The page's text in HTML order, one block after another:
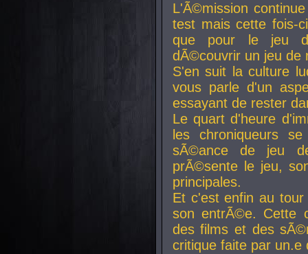
L'Ã©mission
test mais cette fois-
que pour le jeu
dÃ©couvrir un jeu de
S'en suit la culture
vous parle d'un
essayant de rester
Le quart d'heure
les chroniqueurs
sÃ©ance de jeu
prÃ©sente le jeu,
principales.
Et c'est enfin au
son entrÃ©e. Cette
des films et des
critique faite par